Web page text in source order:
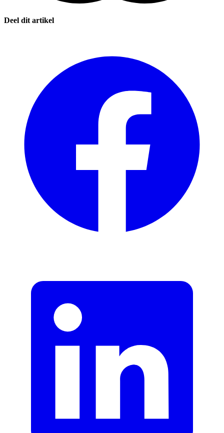
Deel dit artikel